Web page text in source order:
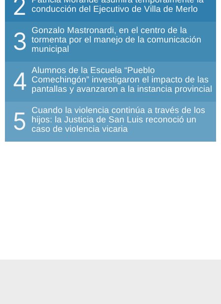
2
conducción del Ejecutivo de Villa de Merlo
3 Gonzalo Mastronardi, en el centro de la
tormenta por el manejo de la comunicación
municipal
4 Alumnos de la Escuela “Pueblo
Comechingón” investigaron el impacto de las
pantallas y avanzaron a la instancia provincial
5
Cuando la violencia continúa a través de los
hijos: la Justicia de San Luis reconoció un
caso de violencia vicaria